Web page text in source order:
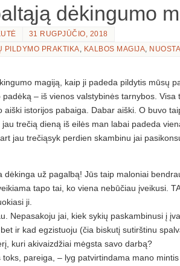
dėkingumo
31 RUGPJŪČIO, 2018
PILDYMO PRAKTIKA, KALBOS MAGIJA,
magiją, kaip ji padeda pildytis mūsų
padėką – iš vienos valstybinės tarnybos.
aiški istorijos pabaiga. Dabar aiški. O buvo
trečią dieną iš eilės man labai padeda
jau trečiąsyk perdien skambinu jai
dėkinga už pagalbą! Jūs taip maloniai
tapo tai, ko viena nebūčiau įveikusi.
ji.
Nepasakoju jai, kiek sykių paskambinusi į
ir kad egzistuoju (čia biskutį sutirštinu
kuri akivaizdžiai mėgsta savo darbą?
pareiga, – lyg patvirtindama mano mintis